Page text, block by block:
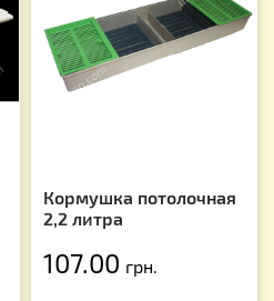
Кормушка потолочная
2,2 литра
107.00 грн.